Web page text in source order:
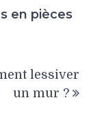
en pièces
lessiver
un mur ?